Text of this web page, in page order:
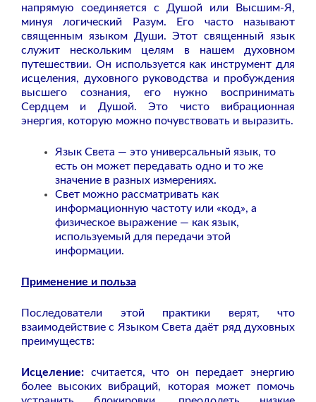
напрямую соединяется с Душой или Высшим-Я,
минуя логический Разум. Его часто называют
священным языком Души. Этот священный язык
служит нескольким целям в нашем духовном
путешествии. Он используется как инструмент для
исцеления, духовного руководства и пробуждения
высшего сознания, его нужно воспринимать
Сердцем и Душой. Это чисто вибрационная
энергия, которую можно почувствовать и выразить.
Язык Света — это универсальный язык, то
есть он может передавать одно и то же
значение в разных измерениях.
Свет можно рассматривать как
информационную частоту или «код», а
физическое выражение — как язык,
используемый для передачи этой
информации.
Применение и польза
Последователи этой практики верят, что
взаимодействие с Языком Света даёт ряд духовных
преимуществ:
Исцеление: считается, что он передает энергию
более высоких вибраций, которая может помочь